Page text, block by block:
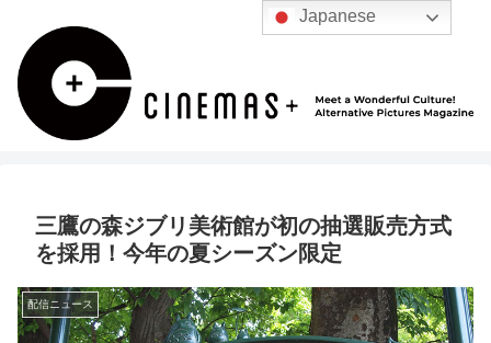
三鷹の森ジブリ美術館が初の抽選販売方式
を採用！今年の夏シーズン限定
配信ニュース
Japanese